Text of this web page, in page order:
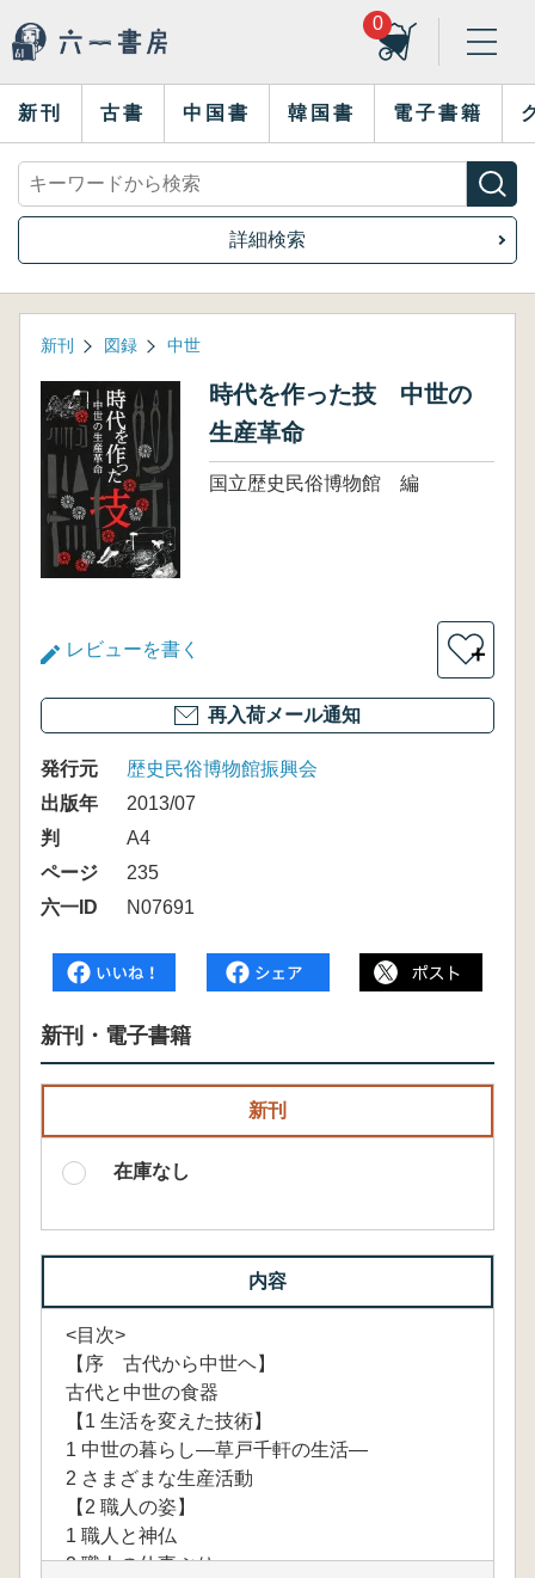
0
新刊 古書 中国書 韓国書 電子書籍
詳細検索
新刊 図録 中世
時代を作った技 中世の
生産革命
国立歴史民俗博物館 編
レビューを書く ＋
再入荷メール通知
発行元
歴史民俗博物館振興会
出版年
2013/07
判
A4
ページ
235
六一ID
N07691
新刊・電子書籍
新刊
在庫なし
内容
<目次>
【序 古代から中世ヘ】
古代と中世の食器
【1 生活を変えた技術】
1 中世の暮らし―草戸千軒の生活―
2 さまざまな生産活動
【2 職人の姿】
1 職人と神仏
2 職人の仕事ぶり